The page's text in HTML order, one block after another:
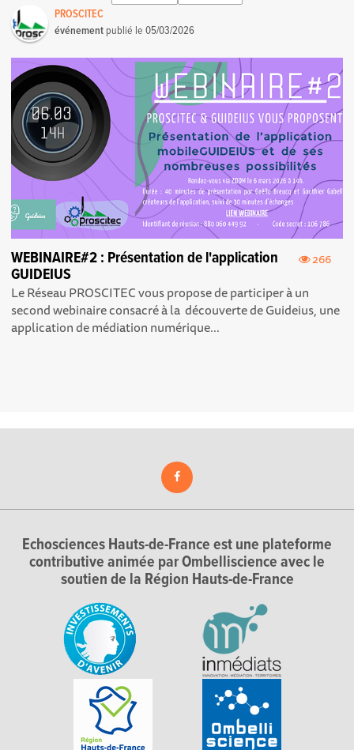
PROSCITEC
événement publié le05/03/2026
266
WEBINAIRE#2 : Présentation de l'application
GUIDEIUS
Le Réseau PROSCITEC vous propose de participer à un
second webinaire consacré à la découverte de Guideius, une
application de médiation numérique...
Echosciences Hauts-de-France est une plateforme
contributive animée par Ombelliscience avec le
soutien de la Région Hauts-de-France